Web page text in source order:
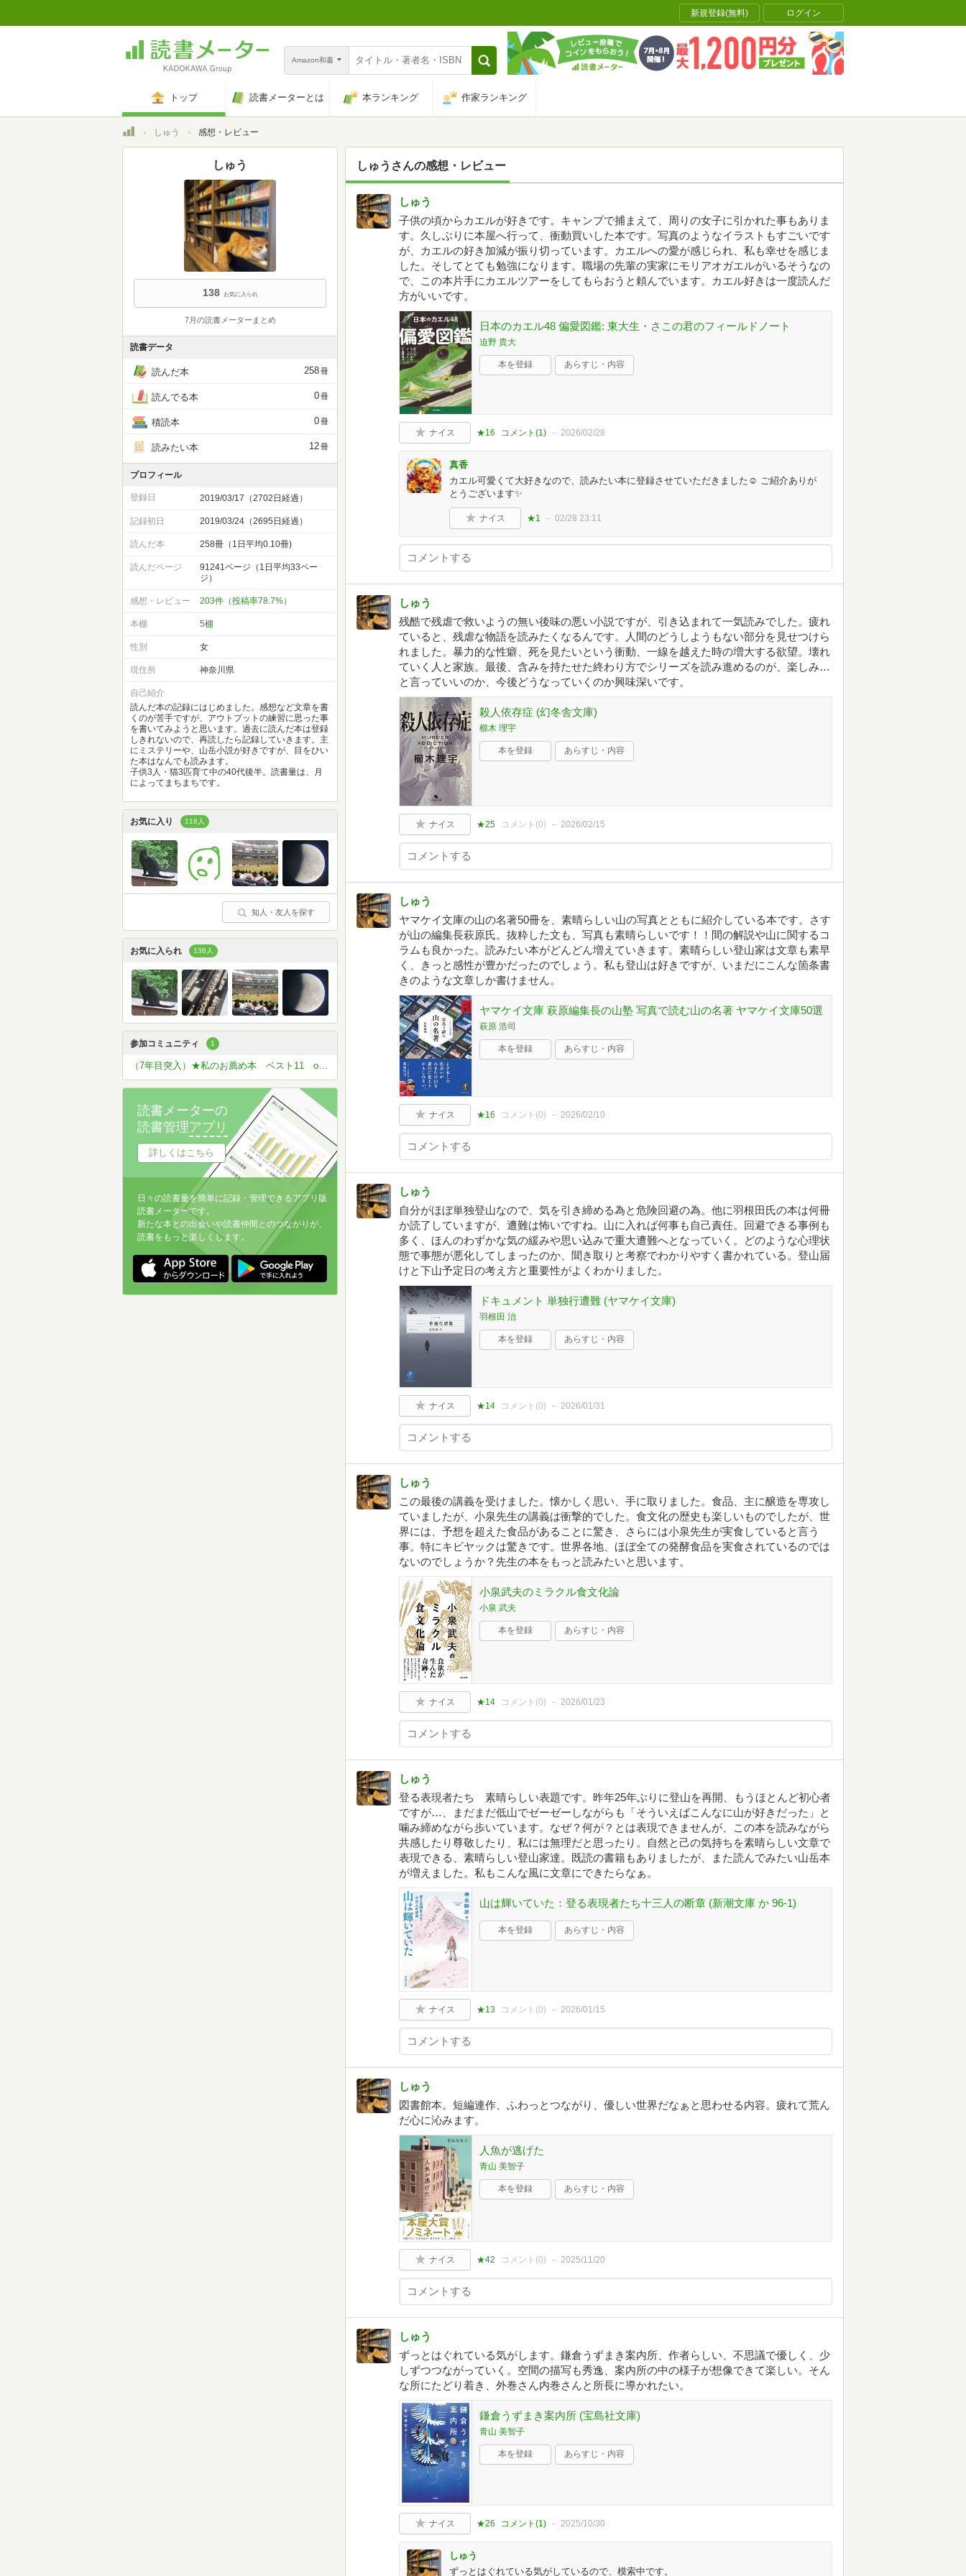
新規登録(無料) ログイン
Amazon和書
トップ 読書メーターとは 本ランキング 作家ランキング
トップしゅう 感想・レビュー
しゅう さんの感想・レビュー
しゅう
子供の頃からカエルが好きです。キャンプで捕まえて、周りの女子に引かれた事もありま
す。久しぶりに本屋へ行って、衝動買いした本です。写真のようなイラストもすごいです
が、カエルの好き加減が振り切っています。カエルへの愛が感じられ、私も幸せを感じま
した。そしてとても勉強になります。職場の先輩の実家にモリアオガエルがいるそうなの
で、この本片手にカエルツアーをしてもらおうと頼んでいます。カエル好きは一度読んだ
方がいいです。
日本のカエル48 偏愛図鑑: 東大生・さこの君のフィールドノート
迫野 貴大
本を登録 あらすじ・内容
ナイス ★16 コメント(1) 2026/02/28
真香
カエル可愛くて大好きなので、読みたい本に登録させていただきました☺️ ご紹介ありが
とうございます✨️
ナイス ★1 02/28 23:11
しゅう
残酷で残虐で救いようの無い後味の悪い小説ですが、引き込まれて一気読みでした。疲れ
ていると、残虐な物語を読みたくなるんです。人間のどうしようもない部分を見せつけら
れました。暴力的な性癖、死を見たいという衝動、一線を越えた時の増大する欲望。壊れ
ていく人と家族。最後、含みを持たせた終わり方でシリーズを読み進めるのが、楽しみ…
と言っていいのか、今後どうなっていくのか興味深いです。
殺人依存症 (幻冬舎文庫)
櫛木 理宇
本を登録 あらすじ・内容
ナイス ★25 コメント(0) 2026/02/15
しゅう
ヤマケイ文庫の山の名著50冊を、素晴らしい山の写真とともに紹介している本です。さす
が山の編集長萩原氏。抜粋した文も、写真も素晴らしいです！！間の解説や山に関するコ
ラムも良かった。読みたい本がどんどん増えていきます。素晴らしい登山家は文章も素早
く、きっと感性が豊かだったのでしょう。私も登山は好きですが、いまだにこんな箇条書
きのような文章しか書けません。
ヤマケイ文庫 萩原編集長の山塾 写真で読む山の名著 ヤマケイ文庫50選
萩原 浩司
本を登録 あらすじ・内容
ナイス ★16 コメント(0) 2026/02/10
しゅう
自分がほぼ単独登山なので、気を引き締める為と危険回避の為。他に羽根田氏の本は何冊
か読了していますが、遭難は怖いですね。山に入れば何事も自己責任。回避できる事例も
多く、ほんのわずかな気の緩みや思い込みで重大遭難へとなっていく。どのような心理状
態で事態が悪化してしまったのか、聞き取りと考察でわかりやすく書かれている。登山届
けと下山予定日の考え方と重要性がよくわかりました。
ドキュメント 単独行遭難 (ヤマケイ文庫)
羽根田 治
本を登録 あらすじ・内容
ナイス ★14 コメント(0) 2026/01/31
しゅう
この最後の講義を受けました。懐かしく思い、手に取りました。食品、主に醸造を専攻し
ていましたが、小泉先生の講義は衝撃的でした。食文化の歴史も楽しいものでしたが、世
界には、予想を超えた食品があることに驚き、さらには小泉先生が実食していると言う
事。特にキビヤックは驚きです。世界各地、ほぼ全ての発酵食品を実食されているのでは
ないのでしょうか？先生の本をもっと読みたいと思います。
小泉武夫のミラクル食文化論
小泉 武夫
本を登録 あらすじ・内容
ナイス ★14 コメント(0) 2026/01/23
しゅう
登る表現者たち 素晴らしい表題です。昨年25年ぶりに登山を再開、もうほとんど初心者
ですが…、まだまだ低山でゼーゼーしながらも「そういえばこんなに山が好きだった」と
噛み締めながら歩いています。なぜ？何が？とは表現できませんが、この本を読みながら
共感したり尊敬したり、私には無理だと思ったり。自然と己の気持ちを素晴らしい文章で
表現できる、素晴らしい登山家達。既読の書籍もありましたが、また読んでみたい山岳本
が増えました。私もこんな風に文章にできたらなぁ。
山は輝いていた：登る表現者たち十三人の断章 (新潮文庫 か 96-1)
本を登録 あらすじ・内容
ナイス ★13 コメント(0) 2026/01/15
しゅう
図書館本。短編連作、ふわっとつながり、優しい世界だなぁと思わせる内容。疲れて荒ん
だ心に沁みます。
人魚が逃げた
青山 美智子
本を登録 あらすじ・内容
ナイス ★42 コメント(0) 2025/11/20
しゅう
ずっとはぐれている気がします。鎌倉うずまき案内所、作者らしい、不思議で優しく、少
しずつつながっていく。空間の描写も秀逸、案内所の中の様子が想像できて楽しい。そん
な所にたどり着き、外巻さん内巻さんと所長に導かれたい。
鎌倉うずまき案内所 (宝島社文庫)
青山 美智子
本を登録 あらすじ・内容
ナイス ★26 コメント(1 ) 2025/10/30
しゅう
ずっとはぐれている気がしているので、模索中です。
しゅう
138 お気に入られ
7月の読書メーターまとめ
読書データ
読んだ本 258冊
読んでる本 0冊
積読本 0冊
読みたい本 12冊
プロフィール
登録日 2019/03/17（2702日経過）
記録初日 2019/03/24（2695日経過）
読んだ本 258冊（1日平均0.10冊)
読んだページ
91241ページ（1日平均33ペー
ジ）
感想・レビュー 203件（投稿率78.7%）
本棚 5棚
性別 女
現住所 神奈川県
自己紹介
読んだ本の記録にはじめました。感想など文章を書
くのが苦手ですが、アウトプットの練習に思った事
を書いてみようと思います。過去に読んだ本は登録
しきれないので、再読したら記録していきます。主
にミステリーや、山岳小説が好きですが、目をひい
た本はなんでも読みます。
子供3人・猫3匹育て中の40代後半。読書量は、月
によってまちまちです。
お気に入り 118人
知人・友人を探す
お気に入られ 138人
参加コミュニティ 1
（7年目突入）★私のお薦め本 ベスト11 or ベスト5
読書メーターの
読書管理アプリ
詳しくはこちら
日々の読書量を簡単に記録・管理できるアプリ版
読書メーターです。
新たな本との出会いや読書仲間とのつながりが、
読書をもっと楽しくします。